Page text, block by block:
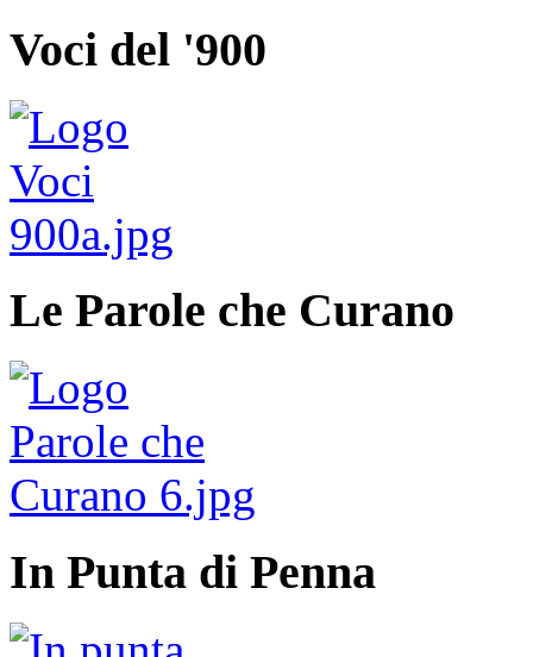
Voci del '900
Le Parole che Curano
In Punta di Penna